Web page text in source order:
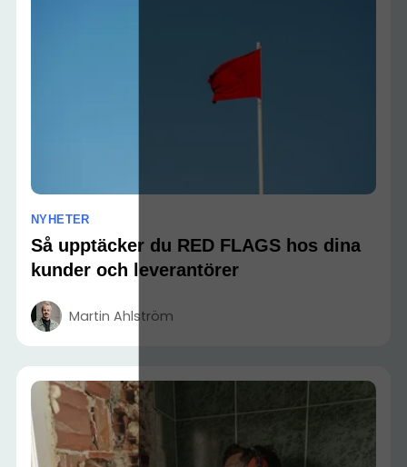
NYHETER
Så upptäcker du RED FLAGS hos dina
kunder och leverantörer
Martin Ahlström